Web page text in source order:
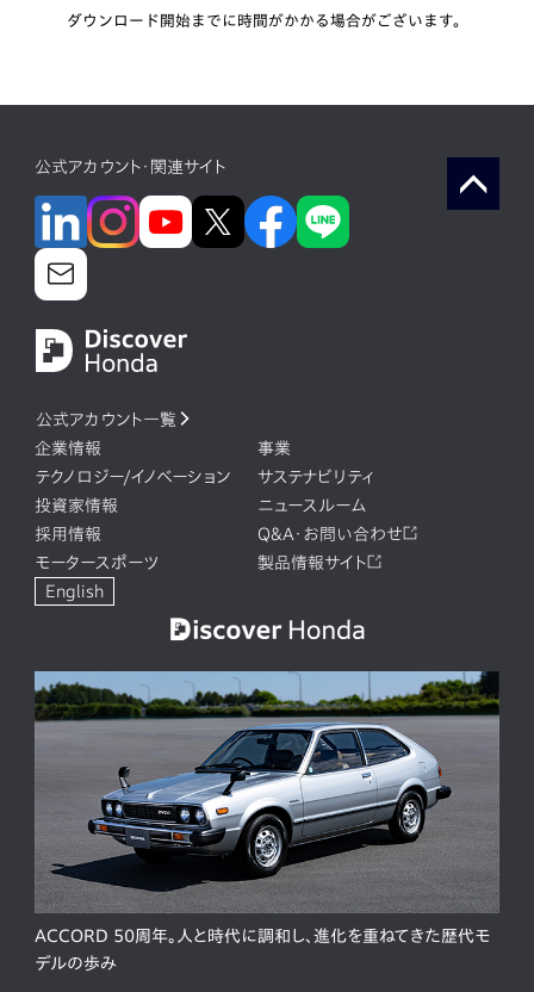
ダウンロード開始までに時間がかかる場合がございます。
公式アカウント・関連サイト
公式アカウント一覧
企業情報
事業
テクノロジー/イノベーション
サステナビリティ
投資家情報
ニュースルーム
採用情報
Q&A・お問い合わせ
モータースポーツ
製品情報サイト
English
ACCORD 50周年。人と時代に調和し、進化を重ねてきた歴代モ
デルの歩み